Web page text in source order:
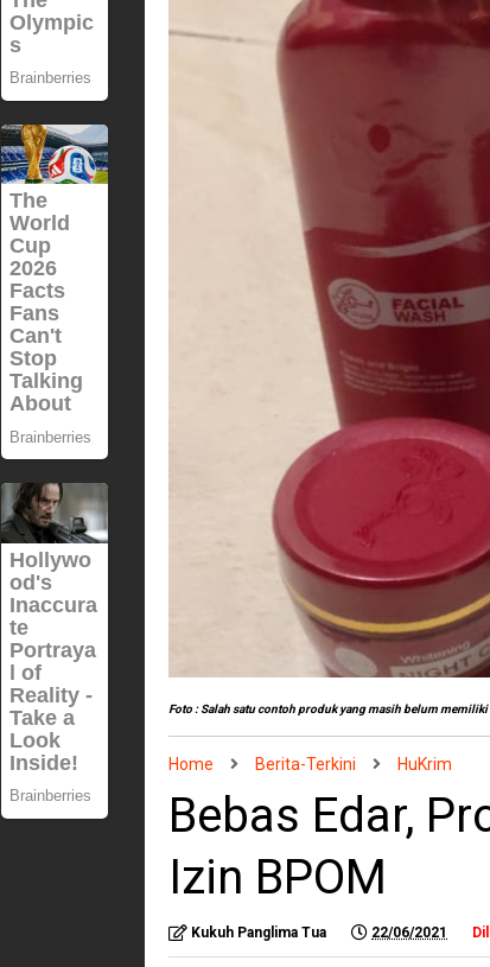
Foto : Salah satu contoh produk yang masih belum memiliki
Home Berita-Terkini HuKrim
Bebas Edar,
Izin BPOM
Kukuh Panglima Tua 22/06/2021